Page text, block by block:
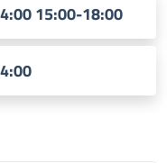
15:00-18:00